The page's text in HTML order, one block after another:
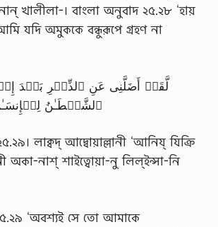
খালীলা-। বাংলা অনুবাদ ২৫.২৮ ‘হায়
যদি অমুককে বন্ধুরূপে গ্রহণ না
لَّقَدۡ أَضَلَّنِى عَنِ ٱلذِّڪۡرِ بَعۡدَ
ٱلشَّيۡطَـٰنُ
লাক্বদ্ আদ্বোয়াল্লানী ‘আনিয্ যিক্রি
অকা-নাশ্ শাইত্বোয়া-নু লিল্ইন্সা-নি
‘অবশ্যই সে তো আমাকে